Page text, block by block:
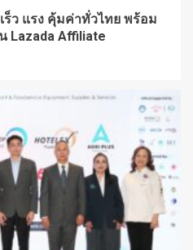
ร็ว แรง คุ้มค่าทั่วไทย พร้อม
Lazada Affiliate